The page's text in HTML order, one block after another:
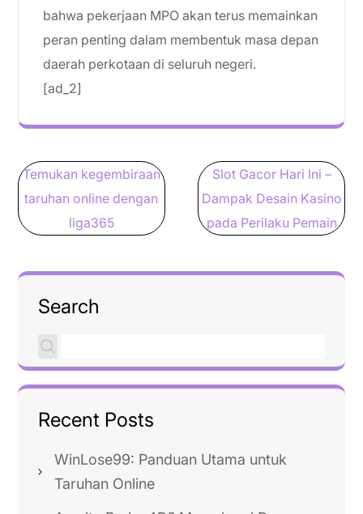
bahwa pekerjaan MPO akan terus memainkan
peran penting dalam membentuk masa depan
daerah perkotaan di seluruh negeri.
[ad_2]
Post
navigation
Temukan kegembiraan
taruhan online dengan
liga365
Slot Gacor Hari Ini –
Dampak Desain Kasino
pada Perilaku Pemain
Search
Recent Posts
WinLose99: Panduan Utama untuk
Taruhan Online